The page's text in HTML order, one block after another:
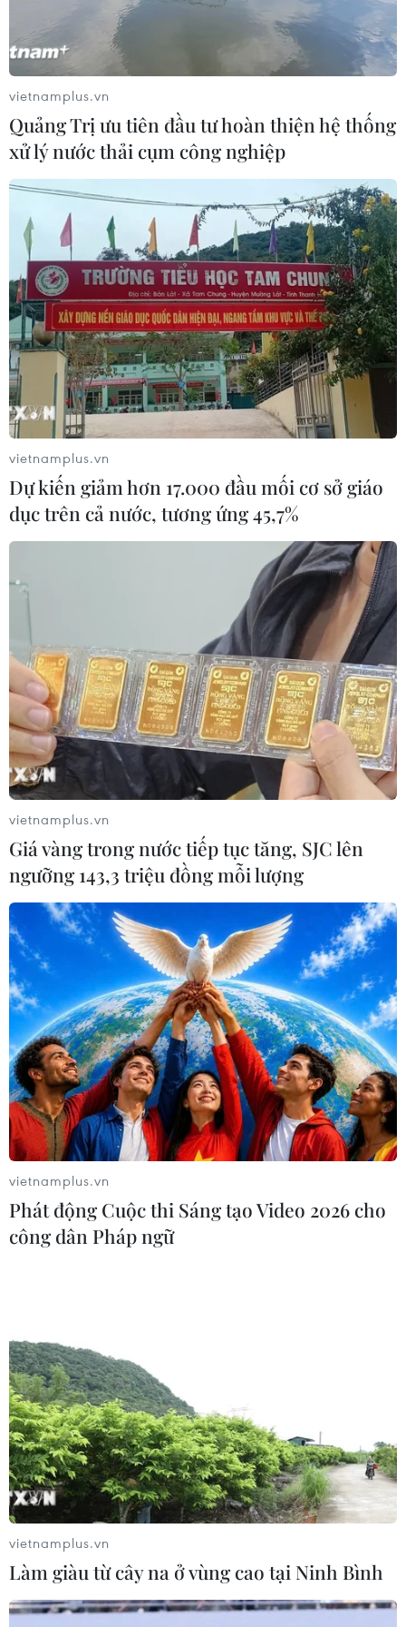
Gia Lai: Khởi tố, bắt tạm giam 3 bị can liên
quan vụ quân nhân tử vong
07/01/2022 08:43
3 bị can gồm Binh nhất Trần Văn Mạo, Binh nhất
Nguyễn Đình Tâm, Trung sỹ Trần Đức Lợi, thuộc Trung
đội Thông tin bị khởi tố về hành vi cố ý gây thương tích
dẫn đến chết người.
vietnamplus.vn
Quảng Trị ưu tiên đầu tư hoàn thiện hệ thống
xử lý nước thải cụm công nghiệp
vietnamplus.vn
Dự kiến giảm hơn 17.000 đầu mối cơ sở giáo
dục trên cả nước, tương ứng 45,7%
vietnamplus.vn
Giá vàng trong nước tiếp tục tăng, SJC lên
ngưỡng 143,3 triệu đồng mỗi lượng
vietnamplus.vn
Phát động Cuộc thi Sáng tạo Video 2026 cho
công dân Pháp ngữ
vietnamplus.vn
Làm giàu từ cây na ở vùng cao tại Ninh Bình